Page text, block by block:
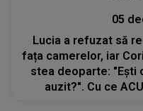
05
Lucia a refuzat să
fața camerelor, iar
stea deoparte: "Ești
auzit?". Cu ce